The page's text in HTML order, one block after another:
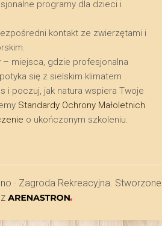
programy dla dzieci i
kontakt ze zwierzętami i
miejsca, gdzie profesjonalna
się z sielskim klimatem
i poczuj, jak natura wspiera Twoje
Standardy Ochrony Małoletnich
o ukończonym szkoleniu.
· Zagroda Rekreacyjna. Stworzone